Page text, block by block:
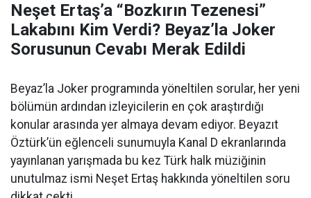
Neşet Ertaş’a “Bozkırın Tezenesi”
Lakabını Kim Verdi? Beyaz’la Joker
Sorusunun Cevabı Merak Edildi
Beyaz’la Joker programında yöneltilen sorular, her yeni
bölümün ardından izleyicilerin en çok araştırdığı
konular arasında yer almaya devam ediyor. Beyazıt
Öztürk’ün eğlenceli sunumuyla Kanal D ekranlarında
yayınlanan yarışmada bu kez Türk halk müziğinin
unutulmaz ismi Neşet Ertaş hakkında yöneltilen soru